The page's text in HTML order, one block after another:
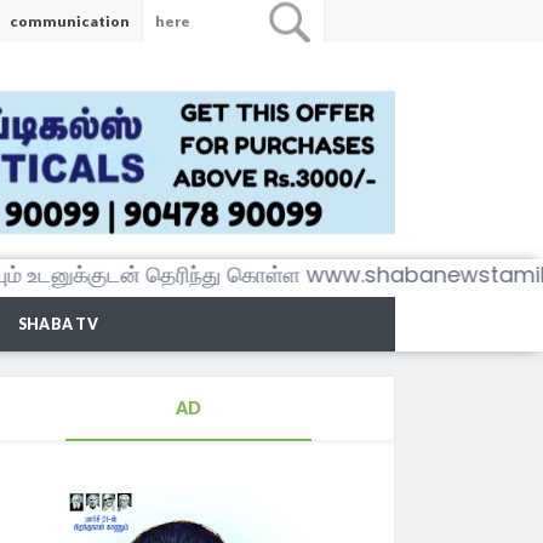
communication
தெரிந்து கொள்ள
SHABA TV
AD